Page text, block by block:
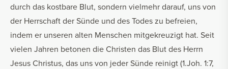
durch das kostbare Blut, sondern vielmehr darauf, uns von
der Herrschaft der Sünde und des Todes zu befreien,
indem er unseren alten Menschen mitgekreuzigt hat. Seit
vielen Jahren betonen die Christen das Blut des Herrn
Jesus Christus, das uns von jeder Sünde reinigt (1.Joh. 1:7,